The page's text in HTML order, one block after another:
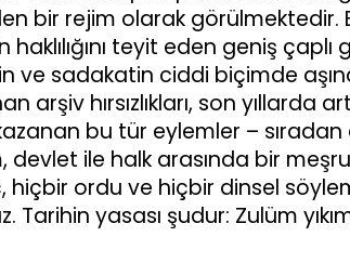
bir rejim olarak
teyit eden geniş çaplı
sadakatin ciddi biçimde
hırsızlıkları, son yıllarda
bu tür eylemler –
devlet ile halk arasında bir
hiçbir ordu ve hiçbir dinsel
yasası şudur: Zulüm